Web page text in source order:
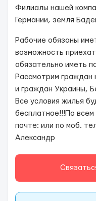
Филиалы нашей
Германии, земля
Рабочие обязаны
возможность
обязательно иметь
Рассмотрим граждан
и граждан Украины,
Все условия жилья
бесплатное!!!По
почте: или по моб.
Александр